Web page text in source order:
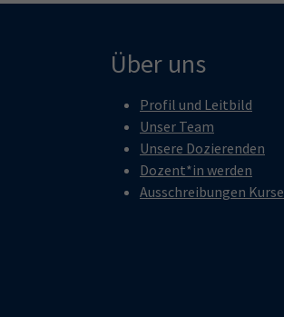
Über uns
Profil und Leitbild
Unser Team
Unsere Dozierenden
Dozent*in werden
Ausschreibungen Kurse